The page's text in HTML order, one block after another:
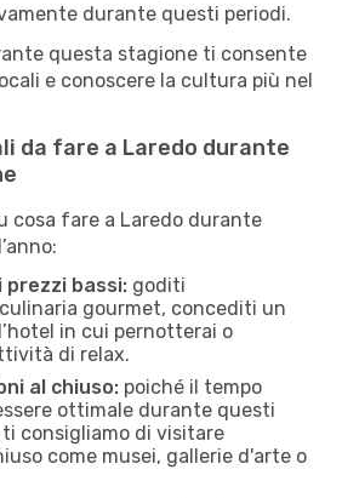
durante questi periodi.
questa stagione ti consente
e conoscere la cultura più nel
da fare a Laredo durante
cosa fare a Laredo durante
bassi: goditi
gourmet, concediti un
in cui pernotterai o
di relax.
al chiuso: poiché il tempo
ottimale durante questi
ti consigliamo di visitare
come musei, gallerie d'arte o